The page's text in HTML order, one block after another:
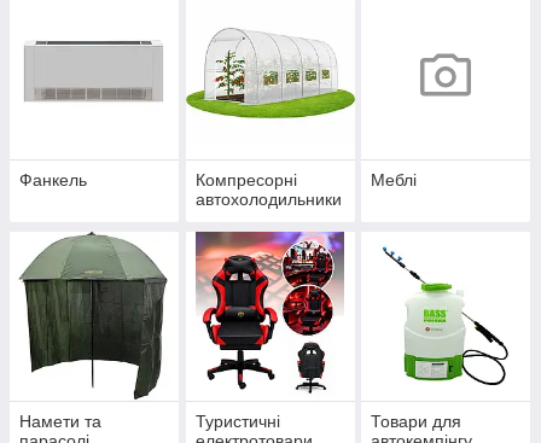
Фанкель
Компресорні
автохолодильники
Меблі
Намети та
Туристичні
Товари для